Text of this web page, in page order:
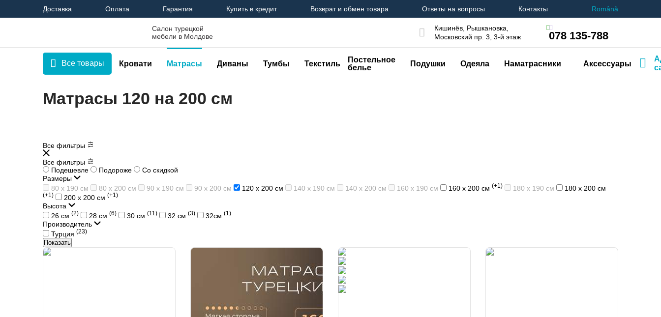
Доставка Оплата Гарантия Купить в кредит Возврат и обмен товара Ответы на вопросы Контакты Română
Салон турецкой
мебели в Молдове
Кишинёв, Рышкановка,
Московский пр. 3, 3-й этаж
078 135-788
Все товары Кровати Матрасы Диваны Тумбы Текстиль
Постельное
белье
Подушки Одеяла Наматрасники Аксессуары
Матрасы 120 на 200 см
Все фильтры
Все фильтры
Подешевле
Подороже
Со скидкой
Размеры
80 х 190 см
80 х 200 см 90 х 190 см 90 х 200 см 120 х 200 см 140 х 190 см 140 х 200 см 160 х 190 см 160 х 200 см (+1) 180 х 190 см 180 х 200 см
(+1) 200 х 200 см (+1)
Высота
26 см (2) 28 см (6) 30 см (11) 32 см (3) 32см (1)
Производитель
Турция (23)
Показать